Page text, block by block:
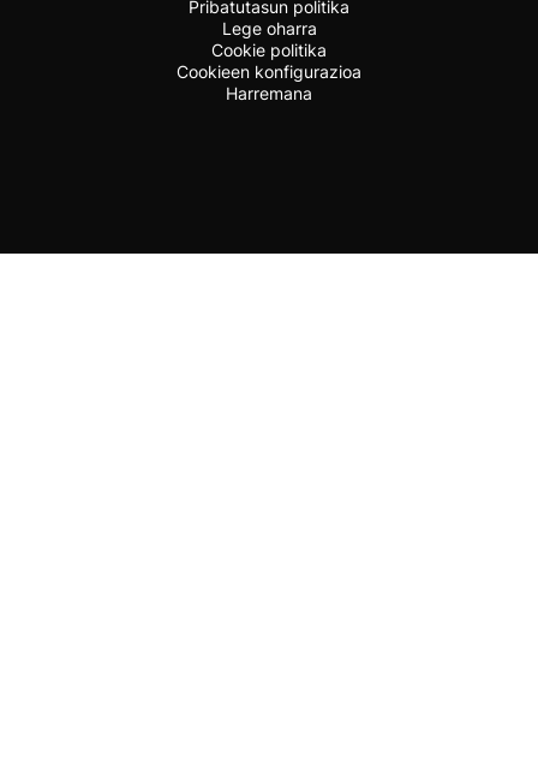
Pribatutasun politika
Lege oharra
Cookie politika
Cookieen konfigurazioa
Harremana